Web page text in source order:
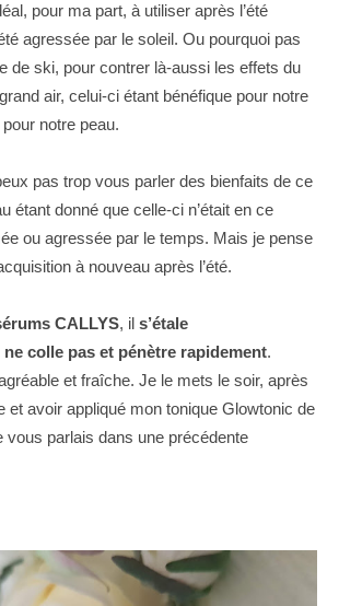
pour ma part, à utiliser après l’été
agressée par le soleil. Ou pourquoi pas
de ski, pour contrer là-aussi les effets du
air, celui-ci étant bénéfique pour notre
notre peau.
pas trop vous parler des bienfaits de ce
étant donné que celle-ci n’était en ce
ou agressée par le temps. Mais je pense
à nouveau après l’été.
CALLYS, il s’étale
colle pas et pénètre rapidement.
et fraîche. Je le mets le soir, après
et avoir appliqué mon tonique Glowtonic de
vous parlais dans une précédente